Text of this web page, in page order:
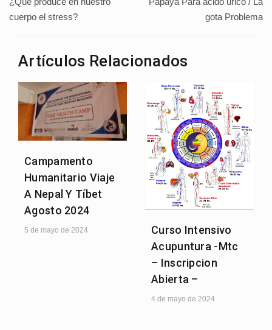
de
cuerpo el stress?
gota Problema
Artículos Relacionados
Campamento
Humanitario Viaje
A Nepal Y Tíbet
Agosto 2024
5 de mayo de 2024
Curso Intensivo
Acupuntura -Mtc
– Inscripcion
Abierta –
4 de mayo de 2024